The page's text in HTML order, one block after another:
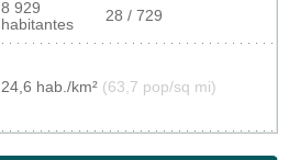
8 929
habitantes
28 / 729
24,6 hab./km² (63,7 pop/sq mi)